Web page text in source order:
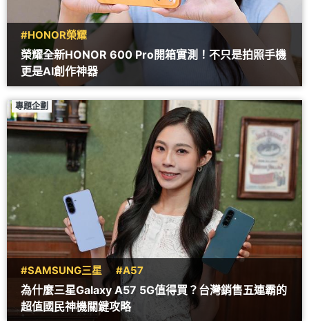
#HONOR榮耀
榮耀全新HONOR 600 Pro開箱實測！不只是拍照手機
更是AI創作神器
專題企劃
#SAMSUNG三星 #A57
為什麼三星Galaxy A57 5G值得買？台灣銷售五連霸的
超值國民神機關鍵攻略